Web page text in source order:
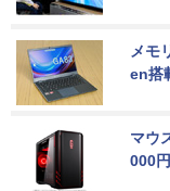
メモ
en搭
マウ
000